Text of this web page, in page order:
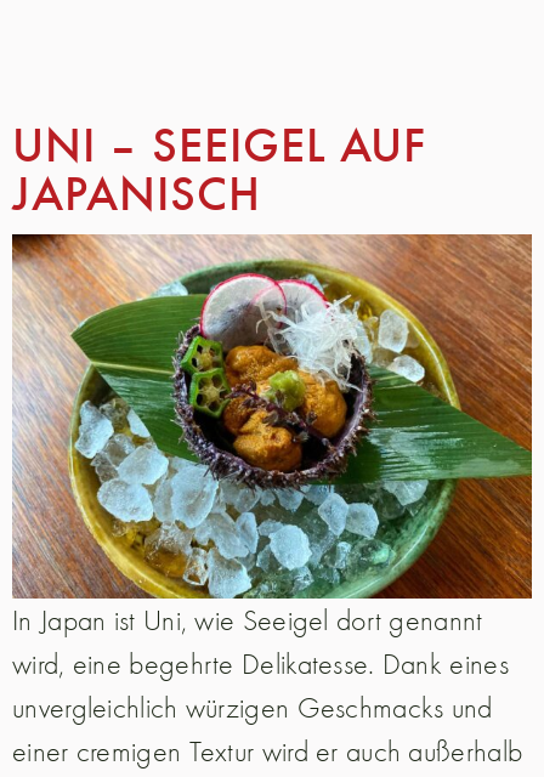
UNI – SEEIGEL AUF
JAPANISCH
In Japan ist Uni, wie Seeigel dort genannt
wird, eine begehrte Delikatesse. Dank eines
unvergleichlich würzigen Geschmacks und
einer cremigen Textur wird er auch außerhalb